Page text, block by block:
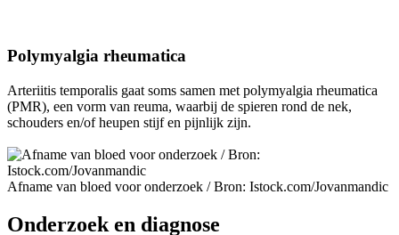
Polymyalgia rheumatica
Arteriitis temporalis gaat soms samen met polymyalgia rheumatica
(PMR), een vorm van reuma, waarbij de spieren rond de nek,
schouders en/of heupen stijf en pijnlijk zijn.
Afname van bloed voor onderzoek /Bron: Istock.com/Jovanmandic
Onderzoek en diagnose